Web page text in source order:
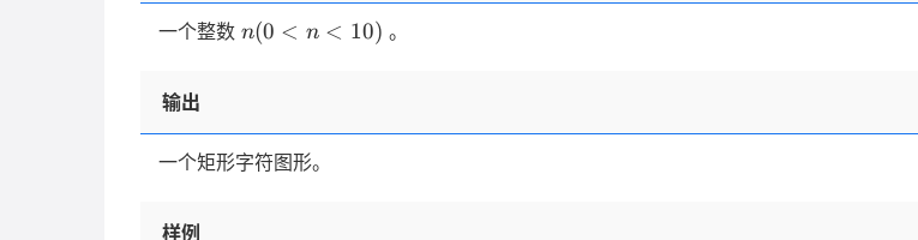
一个整数 n(0
10)
n(0 < n < 10) 。
输出
一个矩形字符图形。
样例